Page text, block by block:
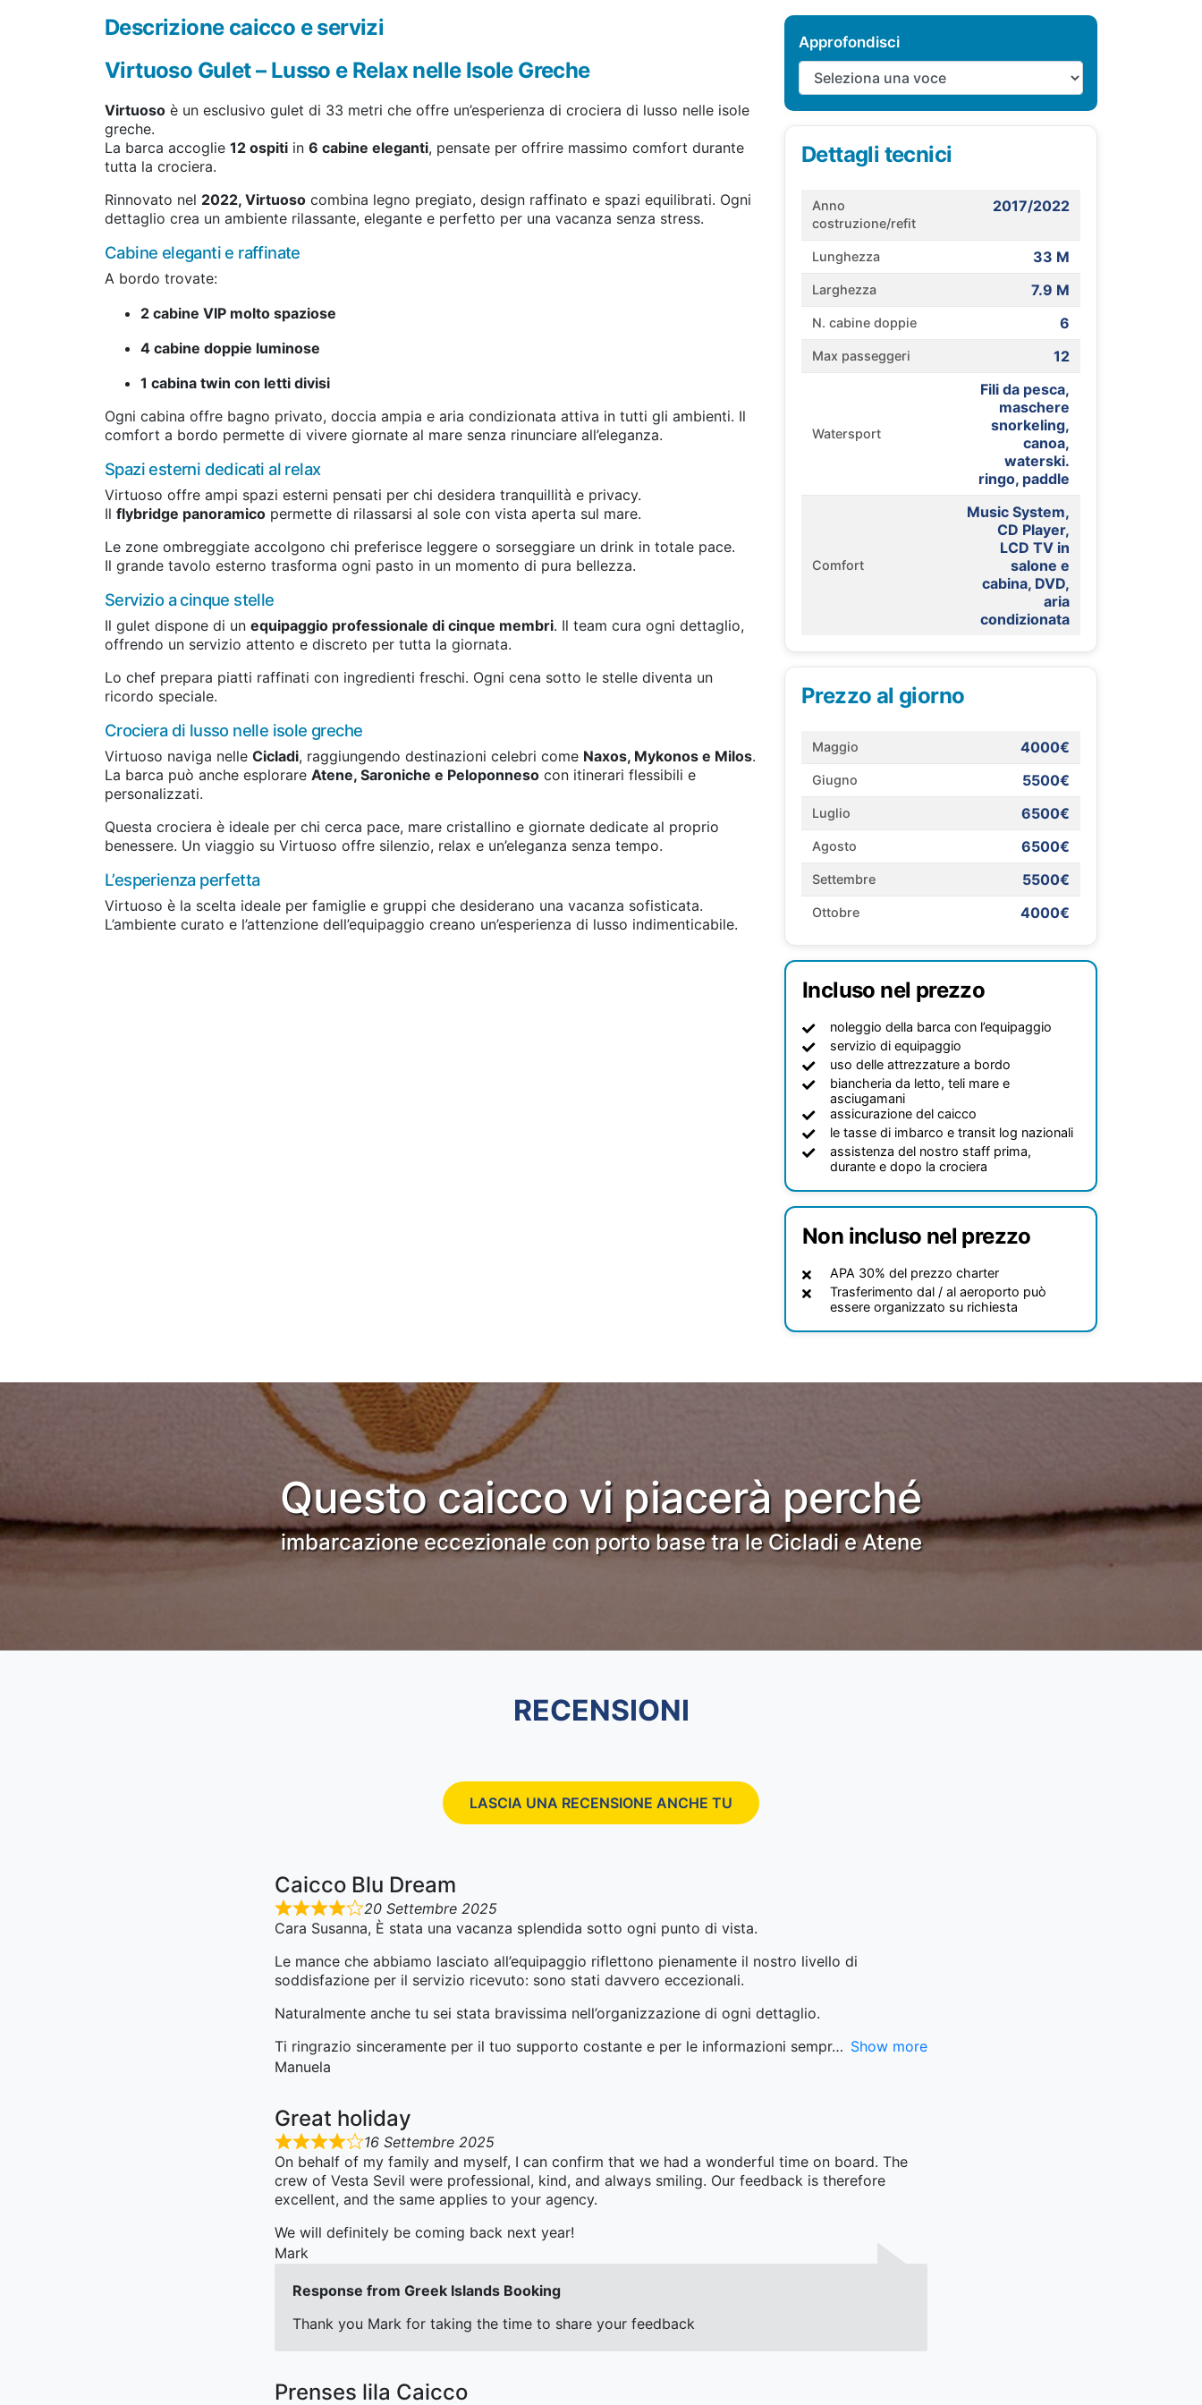
Descrizione caicco e servizi
Virtuoso Gulet – Lusso e Relax nelle Isole Greche
Virtuoso è un esclusivo gulet di 33 metri che offre un’esperienza di crociera di lusso nelle isole
greche.
La barca accoglie 12 ospiti in 6 cabine eleganti, pensate per offrire massimo comfort durante
tutta la crociera.
Rinnovato nel 2022, Virtuoso combina legno pregiato, design raffinato e spazi equilibrati. Ogni
dettaglio crea un ambiente rilassante, elegante e perfetto per una vacanza senza stress.
Cabine eleganti e raffinate
A bordo trovate:
2 cabine VIP molto spaziose
4 cabine doppie luminose
1 cabina twin con letti divisi
Ogni cabina offre bagno privato, doccia ampia e aria condizionata attiva in tutti gli ambienti. Il
comfort a bordo permette di vivere giornate al mare senza rinunciare all’eleganza.
Spazi esterni dedicati al relax
Virtuoso offre ampi spazi esterni pensati per chi desidera tranquillità e privacy.
Il flybridge panoramico permette di rilassarsi al sole con vista aperta sul mare.
Le zone ombreggiate accolgono chi preferisce leggere o sorseggiare un drink in totale pace.
Il grande tavolo esterno trasforma ogni pasto in un momento di pura bellezza.
Servizio a cinque stelle
Il gulet dispone di un equipaggio professionale di cinque membri. Il team cura ogni dettaglio,
offrendo un servizio attento e discreto per tutta la giornata.
Lo chef prepara piatti raffinati con ingredienti freschi. Ogni cena sotto le stelle diventa un
ricordo speciale.
Crociera di lusso nelle isole greche
Virtuoso naviga nelle Cicladi, raggiungendo destinazioni celebri come Naxos, Mykonos e Milos.
La barca può anche esplorare Atene, Saroniche e Peloponneso con itinerari flessibili e
personalizzati.
Questa crociera è ideale per chi cerca pace, mare cristallino e giornate dedicate al proprio
benessere. Un viaggio su Virtuoso offre silenzio, relax e un’eleganza senza tempo.
L’esperienza perfetta
Virtuoso è la scelta ideale per famiglie e gruppi che desiderano una vacanza sofisticata.
L’ambiente curato e l’attenzione dell’equipaggio creano un’esperienza di lusso indimenticabile.
Approfondisci
Dettagli tecnici
Anno
costruzione/refit
2017/2022
Lunghezza 33 M
Larghezza 7.9 M
N. cabine doppie 6
Max passeggeri 12
Watersport
Fili da pesca,
maschere
snorkeling,
canoa,
waterski.
ringo, paddle
Comfort
Music System,
CD Player,
LCD TV in
salone e
cabina, DVD,
aria
condizionata
Prezzo al giorno
Maggio 4000€
Giugno 5500€
Luglio 6500€
Agosto 6500€
Settembre 5500€
Ottobre 4000€
Incluso nel prezzo
noleggio della barca con l’equipaggio
servizio di equipaggio
uso delle attrezzature a bordo
biancheria da letto, teli mare e
asciugamani
assicurazione del caicco
le tasse di imbarco e transit log nazionali
assistenza del nostro staff prima,
durante e dopo la crociera
Non incluso nel prezzo
APA 30% del prezzo charter
Trasferimento dal / al aeroporto può
essere organizzato su richiesta
Questo caicco vi piacerà perché
imbarcazione eccezionale con porto base tra le Cicladi e Atene
RECENSIONI
LASCIA UNA RECENSIONE ANCHE TU
Caicco Blu Dream
20 Settembre 2025
Cara Susanna, È stata una vacanza splendida sotto ogni punto di vista.
Le mance che abbiamo lasciato all’equipaggio riflettono pienamente il nostro livello di
soddisfazione per il servizio ricevuto: sono stati davvero eccezionali.
Naturalmente anche tu sei stata bravissima nell’organizzazione di ogni dettaglio.
Ti ringrazio sinceramente per il tuo supporto costante e per le informazioni sempr
Show more
Manuela
Great holiday
16 Settembre 2025
On behalf of my family and myself, I can confirm that we had a wonderful time on board. The
crew of Vesta Sevil were professional, kind, and always smiling. Our feedback is therefore
excellent, and the same applies to your agency.
We will definitely be coming back next year!
Mark
Response from Greek Islands Booking
Thank you Mark for taking the time to share your feedback
Prenses lila Caicco